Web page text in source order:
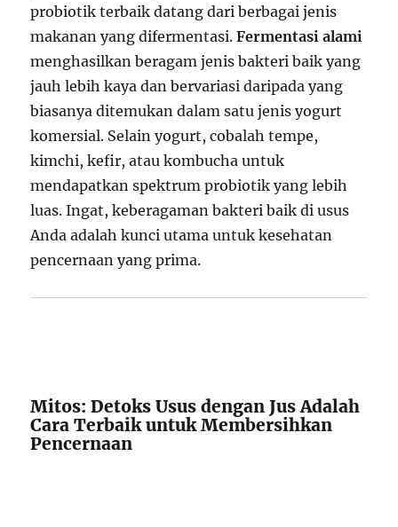
probiotik terbaik datang dari berbagai jenis
makanan yang difermentasi.Fermentasi alami
menghasilkan beragam jenis bakteri baik yang
jauh lebih kaya dan bervariasi daripada yang
biasanya ditemukan dalam satu jenis yogurt
komersial. Selain yogurt, cobalah tempe,
kimchi, kefir, atau kombucha untuk
mendapatkan spektrum probiotik yang lebih
luas. Ingat, keberagaman bakteri baik di usus
Anda adalah kunci utama untuk kesehatan
pencernaan yang prima.
Mitos: Detoks Usus dengan Jus Adalah
Cara Terbaik untuk Membersihkan
Pencernaan